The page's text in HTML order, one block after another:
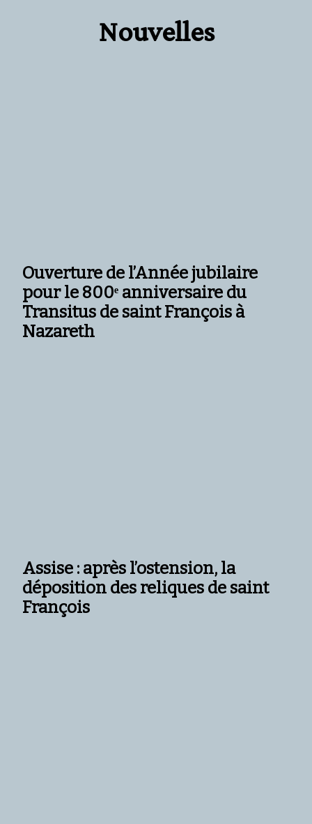
Nouvelles
Ouverture de l’Année jubilaire
pour le 800ᵉ anniversaire du
Transitus de saint François à
Nazareth
Assise : après l’ostension, la
déposition des reliques de saint
François